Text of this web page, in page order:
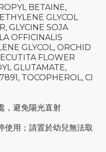
BETAINE,
GLYCOL
GLYCINE SOJA
OFFICINALIS
GLYCOL, ORCHID
FLOWER
GLUTAMATE,
TOCOPHEROL, CI
，避免陽光直射
使用；請置於幼兒無法取